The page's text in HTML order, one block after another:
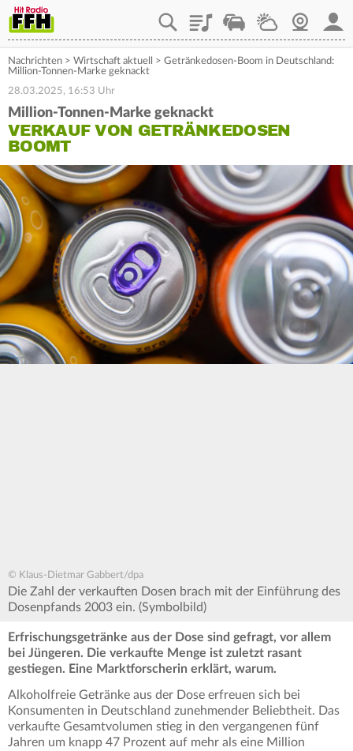
PlaylistStaupilotWetterWebcam
Nachrichten > Wirtschaft aktuell > Getränkedosen-Boom in Deutschland:
Million-Tonnen-Marke geknackt
28.03.2025, 16:53 Uhr
Million-Tonnen-Marke geknackt
VERKAUF VON GETRÄNKEDOSEN
BOOMT
© Klaus-Dietmar Gabbert/dpa
Die Zahl der verkauften Dosen brach mit der Einführung des
Dosenpfands 2003 ein. (Symbolbild)
Erfrischungsgetränke aus der Dose sind gefragt, vor allem
bei Jüngeren. Die verkaufte Menge ist zuletzt rasant
gestiegen. Eine Marktforscherin erklärt, warum.
Alkoholfreie Getränke aus der Dose erfreuen sich bei
Konsumenten in Deutschland zunehmender Beliebtheit. Das
verkaufte Gesamtvolumen stieg in den vergangenen fünf
Jahren um knapp 47 Prozent auf mehr als eine Million